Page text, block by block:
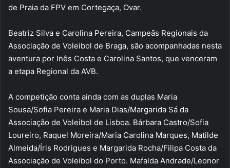
de Praia da FPV em Cortegaça, Ovar.
Beatriz Silva e Carolina Pereira, Campeãs Regionais da
Associação de Voleibol de Braga, são acompanhadas nesta
aventura por Inês Costa e Carolina Santos, que venceram
a etapa Regional da AVB.
A competição conta ainda com as duplas Maria
Sousa/Sofia Pereira e Maria Dias/Margarida Sá da
Associação de Voleibol de Lisboa. Bárbara Castro/Sofia
Loureiro, Raquel Moreira/Maria Carolina Marques, Matilde
Almeida/Íris Rodrigues e Margarida Rocha/Filipa Costa da
Associação de Voleibol do Porto. Mafalda Andrade/Leonor